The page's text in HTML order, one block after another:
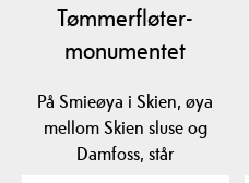
Tømmerfløter-
monumentet
På Smieøya i Skien, øya
mellom Skien sluse og
Damfoss, står